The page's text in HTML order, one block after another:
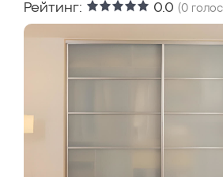
Рейтинг: 0.0 (0